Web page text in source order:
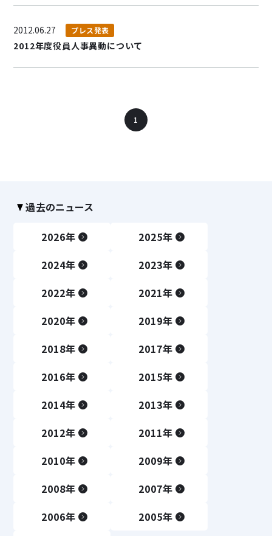
サステナビリティ
2012.06.27 プレス発表
2012年度役員人事異動について
1
過去のニュース
2026年
2025年
2024年
2023年
2022年
2021年
2020年
2019年
2018年
2017年
2016年
2015年
2014年
2013年
2012年
2011年
2010年
2009年
2008年
2007年
2006年
2005年